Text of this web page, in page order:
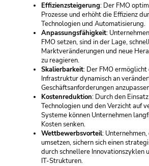
Effizienzsteigerung: Der FMO
Prozesse und erhöht die Effizienz
Technologien und Automatisierung.
Anpassungsfähigkeit:
FMO setzen, sind in der Lage,
Marktveränderungen und neue
zu reagieren.
Skalierbarkeit: Der FMO ermöglicht
Infrastruktur dynamisch an
Geschäftsanforderungen
Kostenreduktion: Durch den
Technologien und den Verzicht auf
Systeme können Unternehmen
Kosten senken.
Wettbewerbsvorteil:
umsetzen, sichern sich einen
durch schnellere Innovationszyklen
IT-Strukturen.